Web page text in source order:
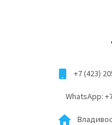
+7 (423)
WhatsApp: